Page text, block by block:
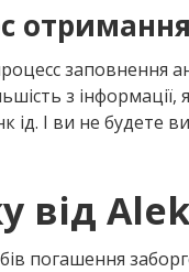
заповнення
з
ід. І ви не будете
від
погашення